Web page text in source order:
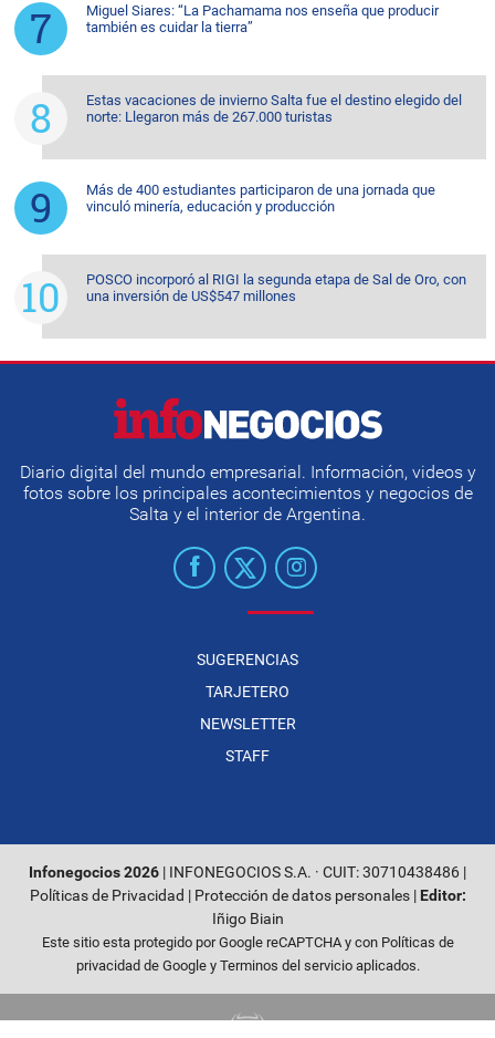
Miguel Siares: “La Pachamama nos enseña que producir
también es cuidar la tierra”
Estas vacaciones de invierno Salta fue el destino elegido del
norte: Llegaron más de 267.000 turistas
Más de 400 estudiantes participaron de una jornada que
vinculó minería, educación y producción
POSCO incorporó al RIGI la segunda etapa de Sal de Oro, con
una inversión de US$547 millones
Diario digital del mundo empresarial. Información, videos y
fotos sobre los principales acontecimientos y negocios de
Salta y el interior de Argentina.
SUGERENCIAS
TARJETERO
NEWSLETTER
STAFF
Infonegocios 2026 | INFONEGOCIOS S.A. · CUIT: 30710438486 |
Políticas de Privacidad | Protección de datos personales| Editor:
Iñigo Biain
Este sitio esta protegido por Google reCAPTCHA y con Políticas de
privacidad de Googley Terminos del servicioaplicados.